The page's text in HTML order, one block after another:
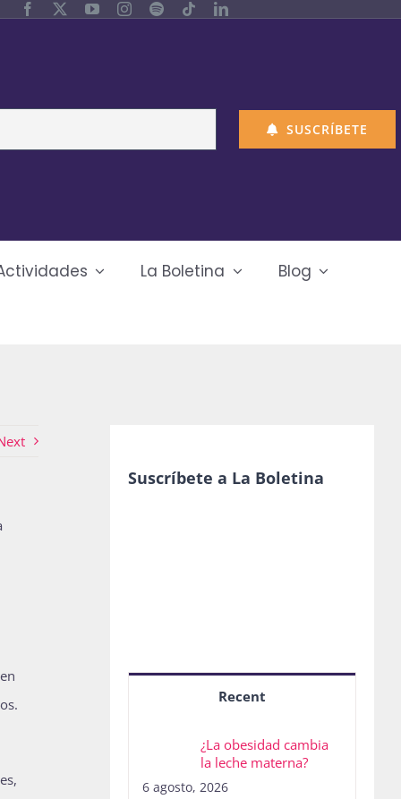
SUSCRÍBETE
La Boletina
Blog
Suscríbete a La Boletina
Recent
¿La obesidad cambia
la leche materna?
6 agosto, 2026